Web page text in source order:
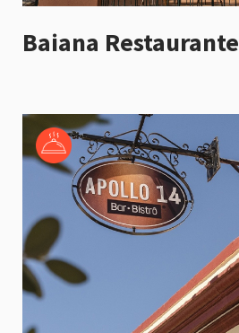
Baiana Restaurante